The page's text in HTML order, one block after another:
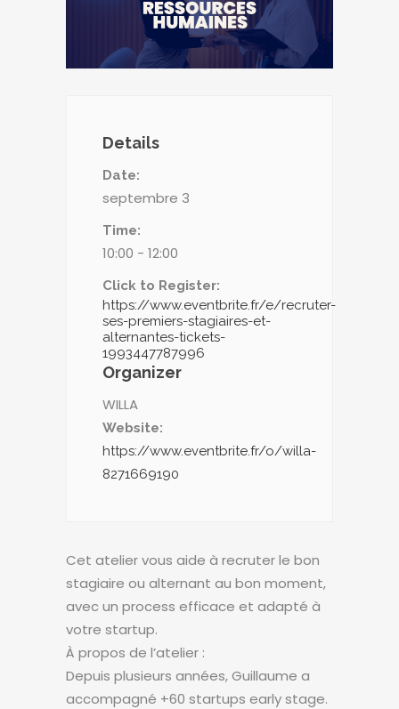
Details
Date:
septembre 3
Time:
10:00 - 12:00
Click to Register:
https://www.eventbrite.fr/e/recruter-
ses-premiers-stagiaires-et-
alternantes-tickets-
1993447787996
Organizer
WILLA
Website:
https://www.eventbrite.fr/o/willa-
8271669190
Cet atelier vous aide à recruter le bon
stagiaire ou alternant au bon moment,
avec un process efficace et adapté à
votre startup.
À propos de l’atelier :
Depuis plusieurs années, Guillaume a
accompagné +60 startups early stage.